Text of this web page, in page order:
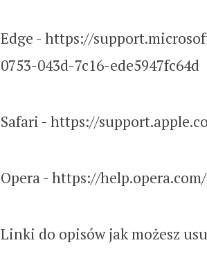
Edge - https://
0753-043d-7c16-ede5947fc64d
Safari - https://
Opera - https://
Linki do opisów jak możesz